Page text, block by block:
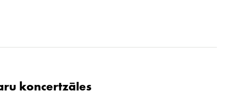
koncertzāles